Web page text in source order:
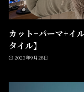
カット+パーマ+イ
タイル】
2023年9月28日